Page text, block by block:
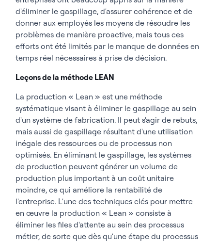
d'éliminer le gaspillage, d'assurer cohérence et de
donner aux employés les moyens de résoudre les
problèmes de manière proactive, mais tous ces
efforts ont été limités par le manque de données en
temps réel nécessaires à prise de décision.
Leçons de la méthode LEAN
La production « Lean » est une méthode
systématique visant à éliminer le gaspillage au sein
d'un système de fabrication. Il peut s'agir de rebuts,
mais aussi de gaspillage résultant d'une utilisation
inégale des ressources ou de processus non
optimisés. En éliminant le gaspillage, les systèmes
de production peuvent générer un volume de
production plus important à un coût unitaire
moindre, ce qui améliore la rentabilité de
l'entreprise. L'une des techniques clés pour mettre
en œuvre la production « Lean » consiste à
éliminer les files d'attente au sein des processus
métier, de sorte que dès qu'une étape du processus